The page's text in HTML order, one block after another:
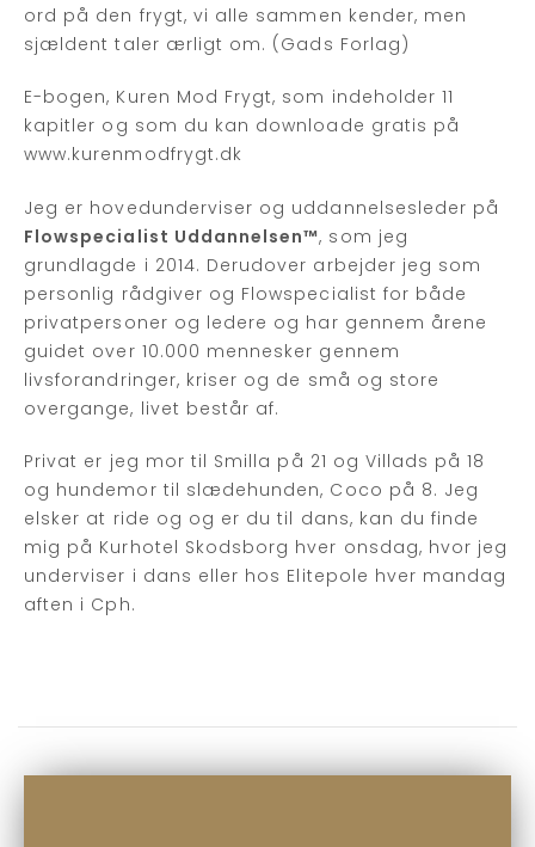
ord på den frygt, vi alle sammen kender, men
sjældent taler ærligt om. (Gads Forlag)
E-bogen, Kuren Mod Frygt, som indeholder 11
kapitler og som du kan downloade gratis på
www.kurenmodfrygt.dk
Jeg er hovedunderviser og uddannelsesleder på
Flowspecialist Uddannelsen™, som jeg
grundlagde i 2014. Derudover arbejder jeg som
personlig rådgiver og Flowspecialist for både
privatpersoner og ledere og har gennem årene
guidet over 10.000 mennesker gennem
livsforandringer, kriser og de små og store
overgange, livet består af.
Privat er jeg mor til Smilla på 21 og Villads på 18
og hundemor til slædehunden, Coco på 8. Jeg
elsker at ride og og er du til dans, kan du finde
mig på Kurhotel Skodsborg hver onsdag, hvor jeg
underviser i dans eller hos Elitepole hver mandag
aften i Cph.